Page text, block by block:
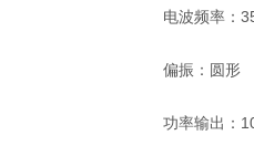
电波频率：
偏振：圆形
功率输出：10